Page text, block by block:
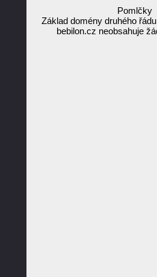
Pomlčky
Základ domény druhého
bebilon.cz neobsahuje